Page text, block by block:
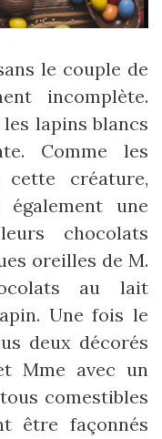
le couple de
incomplète.
lapins blancs
Comme les
créature,
une
chocolats
oreilles de M.
au lait
Une fois le
deux décorés
Mme avec un
comestibles
être façonnés